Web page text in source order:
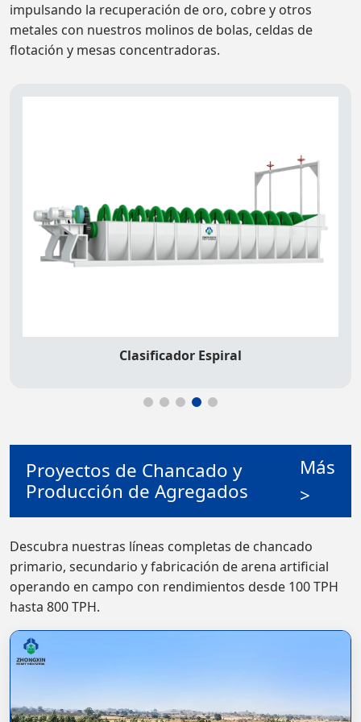
impulsando la recuperación de oro, cobre y otros
metales con nuestros molinos de bolas, celdas de
flotación y mesas concentradoras.
Molino de Pan para Oro
Proyectos de Chancado y
Producción de Agregados
Más
>
Descubra nuestras líneas completas de chancado
primario, secundario y fabricación de arena artificial
operando en campo con rendimientos desde 100 TPH
hasta 800 TPH.